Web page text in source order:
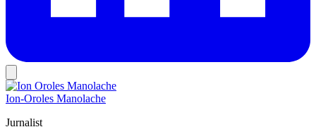
Ion-Oroles Manolache
Jurnalist